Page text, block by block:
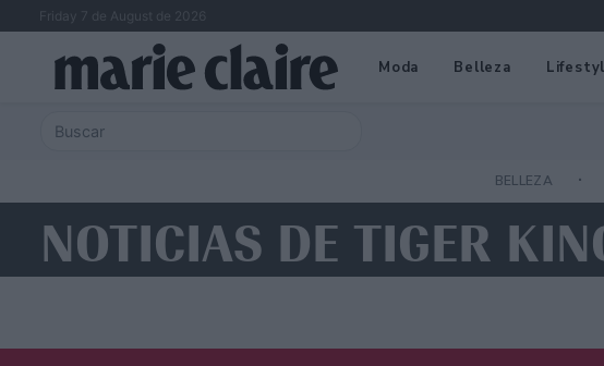
Friday 7 de August de 2026
Moda Belleza
BELLEZA
NOTICIAS DE TIGER